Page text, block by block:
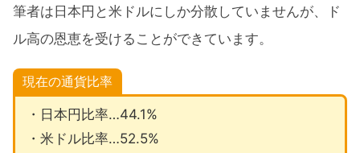
筆者は日本円と米ドルにしか分散していませんが、ド
ル高の恩恵を受けることができています。
現在の通貨比率
・日本円比率…44.1%
・米ドル比率…52.5%